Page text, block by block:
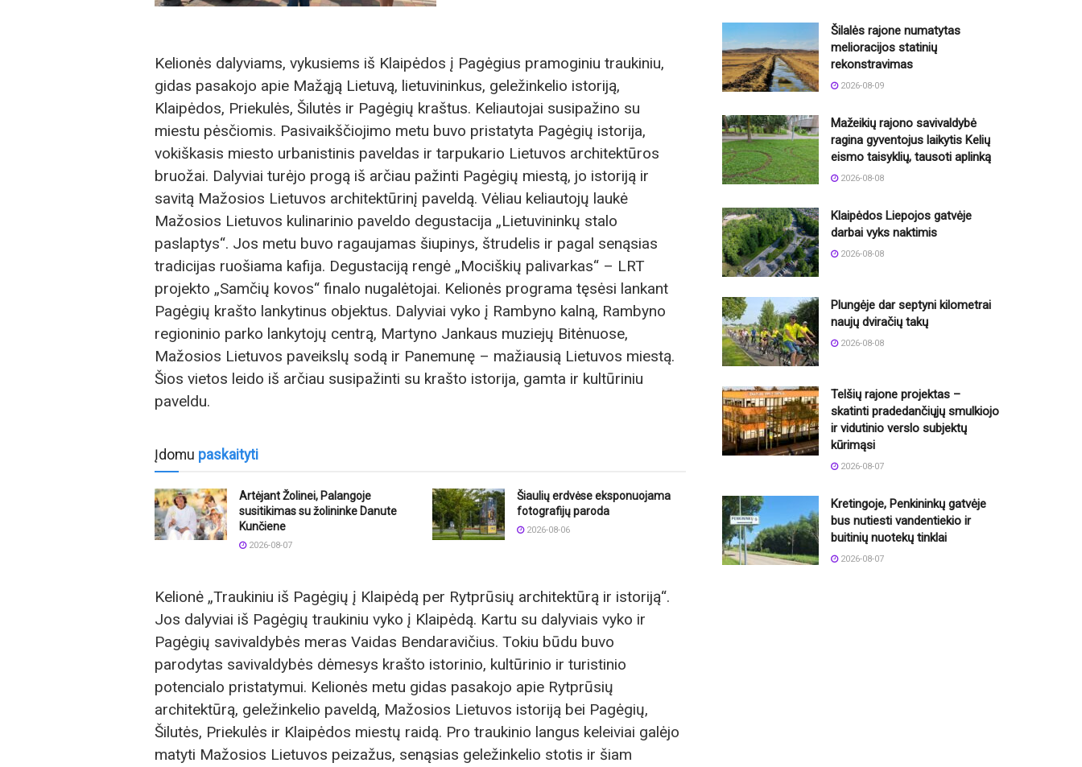
Kelionės dalyviams, vykusiems iš Klaipėdos į Pagėgius pramoginiu traukiniu,
gidas pasakojo apie Mažąją Lietuvą, lietuvininkus, geležinkelio istoriją,
Klaipėdos, Priekulės, Šilutės ir Pagėgių kraštus. Keliautojai susipažino su
miestu pėsčiomis. Pasivaikščiojimo metu buvo pristatyta Pagėgių istorija,
vokiškasis miesto urbanistinis paveldas ir tarpukario Lietuvos architektūros
bruožai. Dalyviai turėjo progą iš arčiau pažinti Pagėgių miestą, jo istoriją ir
savitą Mažosios Lietuvos architektūrinį paveldą. Vėliau keliautojų laukė
Mažosios Lietuvos kulinarinio paveldo degustacija „Lietuvininkų stalo
paslaptys“. Jos metu buvo ragaujamas šiupinys, štrudelis ir pagal senąsias
tradicijas ruošiama kafija. Degustaciją rengė „Mociškių palivarkas“ – LRT
projekto „Samčių kovos“ finalo nugalėtojai. Kelionės programa tęsėsi lankant
Pagėgių krašto lankytinus objektus. Dalyviai vyko į Rambyno kalną, Rambyno
regioninio parko lankytojų centrą, Martyno Jankaus muziejų Bitėnuose,
Mažosios Lietuvos paveikslų sodą ir Panemunę – mažiausią Lietuvos miestą.
Šios vietos leido iš arčiau susipažinti su krašto istorija, gamta ir kultūriniu
paveldu.
Įdomu paskaityti
Artėjant Žolinei, Palangoje
susitikimas su žolininke Danute
Kunčiene
2026-08-07
Šiaulių erdvėse eksponuojama
fotografijų paroda
2026-08-06
Kelionė „Traukiniu iš Pagėgių į Klaipėdą per Rytprūsių architektūrą ir istoriją“.
Jos dalyviai iš Pagėgių traukiniu vyko į Klaipėdą. Kartu su dalyviais vyko ir
Pagėgių savivaldybės meras Vaidas Bendaravičius. Tokiu būdu buvo
parodytas savivaldybės dėmesys krašto istorinio, kultūrinio ir turistinio
potencialo pristatymui. Kelionės metu gidas pasakojo apie Rytprūsių
architektūrą, geležinkelio paveldą, Mažosios Lietuvos istoriją bei Pagėgių,
Šilutės, Priekulės ir Klaipėdos miestų raidą. Pro traukinio langus keleiviai galėjo
matyti Mažosios Lietuvos peizažus, senąsias geležinkelio stotis ir šiam
Šilalės rajone numatytas
melioracijos statinių
rekonstravimas
2026-08-09
Mažeikių rajono savivaldybė
ragina gyventojus laikytis Kelių
eismo taisyklių, tausoti aplinką
2026-08-08
Klaipėdos Liepojos gatvėje
darbai vyks naktimis
2026-08-08
Plungėje dar septyni kilometrai
naujų dviračių takų
2026-08-08
Telšių rajone projektas –
skatinti pradedančiųjų smulkiojo
ir vidutinio verslo subjektų
kūrimąsi
2026-08-07
Kretingoje, Penkininkų gatvėje
bus nutiesti vandentiekio ir
buitinių nuotekų tinklai
2026-08-07